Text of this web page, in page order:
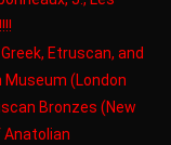
Etruscan, and
Museum (London
Bronzes (New
Anatolian